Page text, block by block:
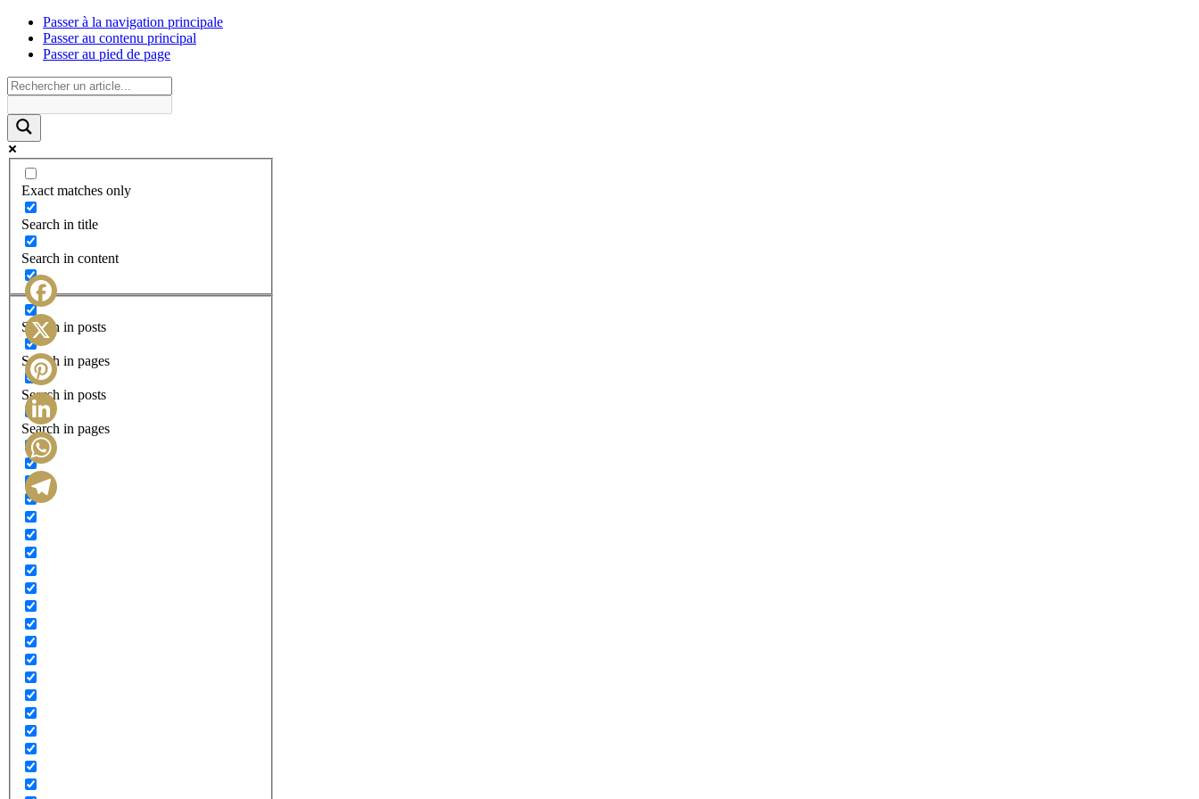
Passer à la navigation principale
Passer au contenu principal
Passer au pied de page
Exact matches only
Search in title
Search in content
Search in posts
Search in pages
Search in posts
Search in pages
Facebook
X
Pinterest
LinkedIn
WhatsApp
Telegram